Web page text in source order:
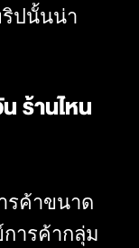
ปนั้นน่า
ร้านไหน
รค้าขนาด
ารค้ากลุ่ม